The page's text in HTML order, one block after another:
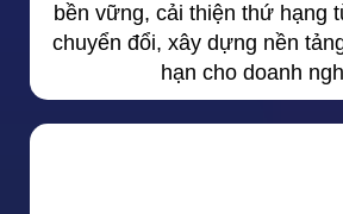
bền vững, cải thiện thứ hạng
chuyển đổi, xây dựng nền
hạn cho doanh